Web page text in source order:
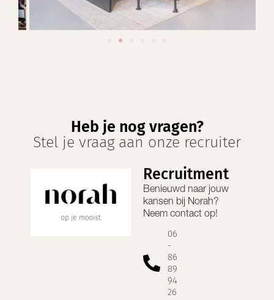
Heb je nog vragen?
Stel je vraag aan onze recruiter
Recruitment
Benieuwd naar jouw
kansen bij Norah?
Neem contact op!
06
-
86
89
94
26